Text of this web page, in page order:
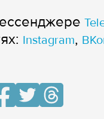
Instagram,